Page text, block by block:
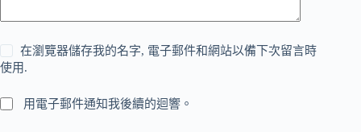
在瀏覽器儲存我的名字, 電子郵件和網站以備下次留言時
使用.
用電子郵件通知我後續的迴響。